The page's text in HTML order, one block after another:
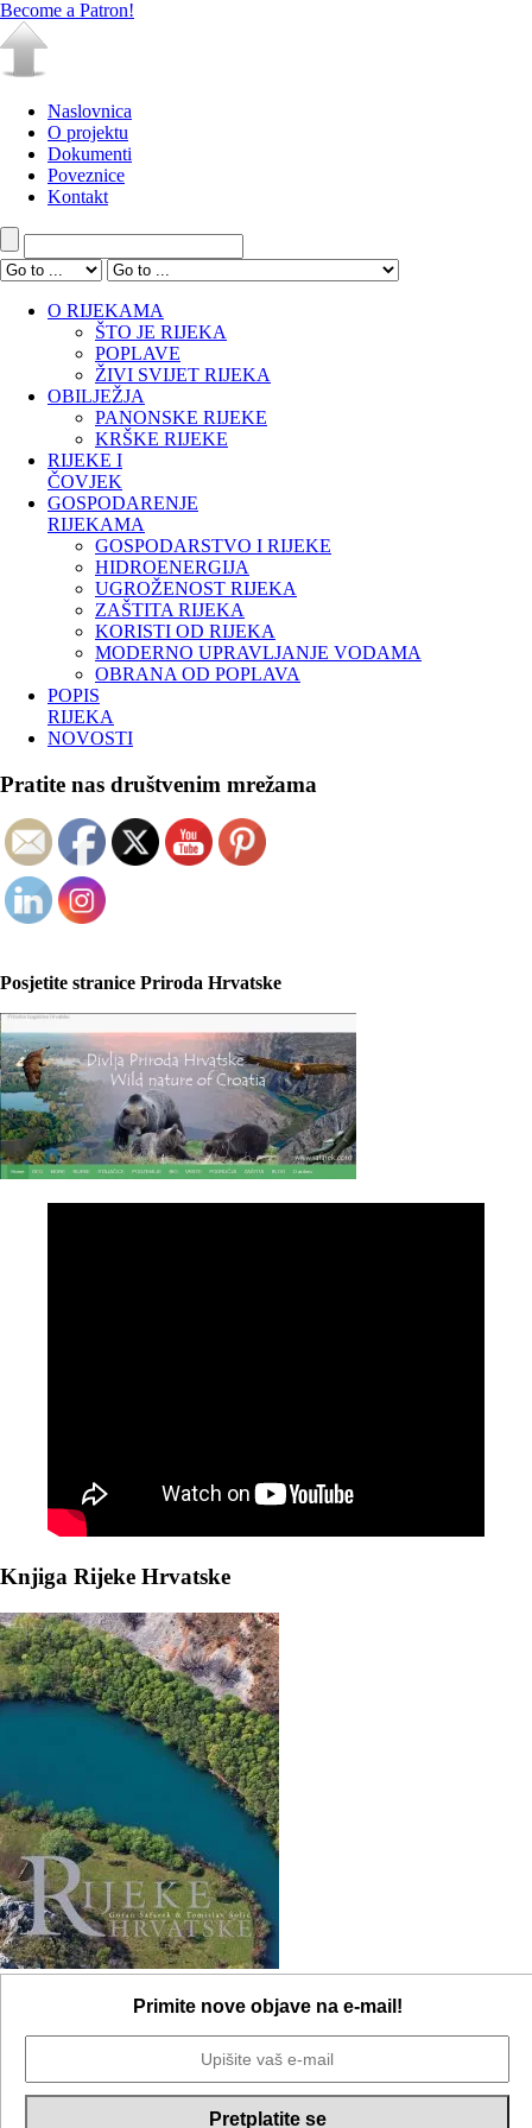
Become a Patron!
Naslovnica
O projektu
Dokumenti
Poveznice
Kontakt
O RIJEKAMA
ŠTO JE RIJEKA
POPLAVE
ŽIVI SVIJET RIJEKA
OBILJEŽJA
PANONSKE RIJEKE
KRŠKE RIJEKE
RIJEKE I
ČOVJEK
GOSPODARENJE
RIJEKAMA
GOSPODARSTVO I RIJEKE
HIDROENERGIJA
UGROŽENOST RIJEKA
ZAŠTITA RIJEKA
KORISTI OD RIJEKA
MODERNO UPRAVLJANJE VODAMA
OBRANA OD POPLAVA
POPIS
RIJEKA
NOVOSTI
Pratite nas društvenim mrežama
Posjetite stranice Priroda Hrvatske
Knjiga Rijeke Hrvatske
Primite nove objave na e-mail!